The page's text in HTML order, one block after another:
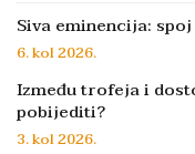
Siva eminencija:
6. kol 2026.
Između trofeja i
pobijediti?
3. kol 2026.